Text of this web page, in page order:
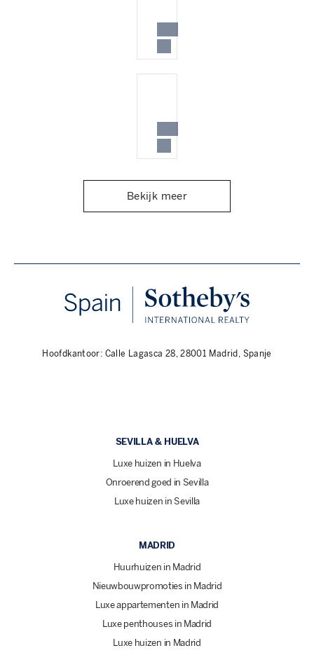
Bekijk meer
Hoofdkantoor: Calle Lagasca 28, 28001 Madrid, Spanje
SEVILLA & HUELVA
Luxe huizen in Huelva
Onroerend goed in Sevilla
Luxe huizen in Sevilla
MADRID
Huurhuizen in Madrid
Nieuwbouwpromoties in Madrid
Luxe appartementen in Madrid
Luxe penthouses in Madrid
Luxe huizen in Madrid